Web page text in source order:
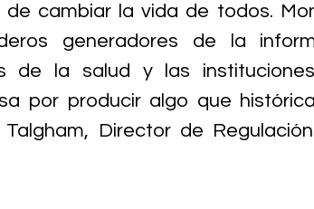
cambiar la vida de todos.
generadores de la
de la salud y las
por producir algo que
Director de